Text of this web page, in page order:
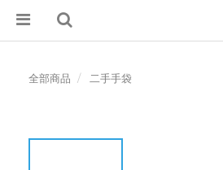
全部商品 二手手袋